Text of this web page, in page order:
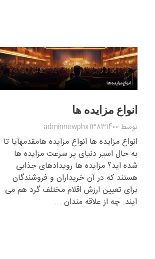
انواع مزایده ها
توسط adminnewphx13831400
انواع مزایده ها انواع مزایده هامقدمهآیا تا
به حال اسیر دنیای پر سرعت مزایده ها
شده اید؟ مزایده ها رویدادهای جذابی
هستند که در آن خریداران و فروشندگان
برای تعیین ارزش اقلام مختلف گرد هم می
آیند. چه از علاقه مندان ...